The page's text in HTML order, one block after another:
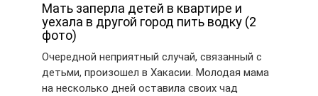
Мать заперла детей в квартире и
уехала в другой город пить водку (2
фото)
Очередной неприятный случай, связанный с
детьми, произошел в Хакасии. Молодая мама
на несколько дней оставила своих чад